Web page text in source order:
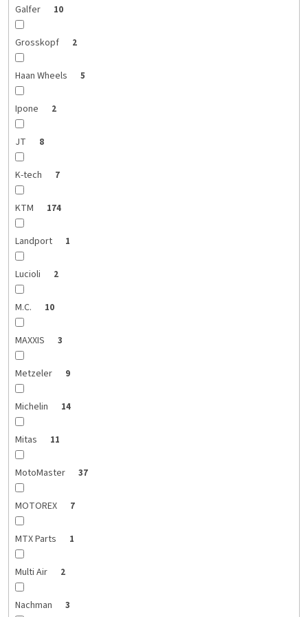
Galfer 10
Grosskopf 2
Haan Wheels 5
Ipone 2
JT 8
K-tech 7
KTM 174
Landport 1
Lucioli 2
M.C. 10
MAXXIS 3
Metzeler 9
Michelin 14
Mitas 11
MotoMaster 37
MOTOREX 7
MTX Parts 1
Multi Air 2
Nachman 3